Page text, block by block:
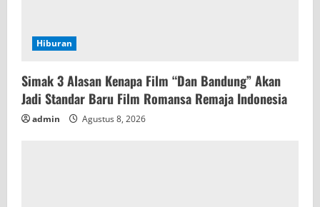
Hiburan
Simak 3 Alasan Kenapa Film “Dan Bandung” Akan
Jadi Standar Baru Film Romansa Remaja Indonesia
admin Agustus 8, 2026